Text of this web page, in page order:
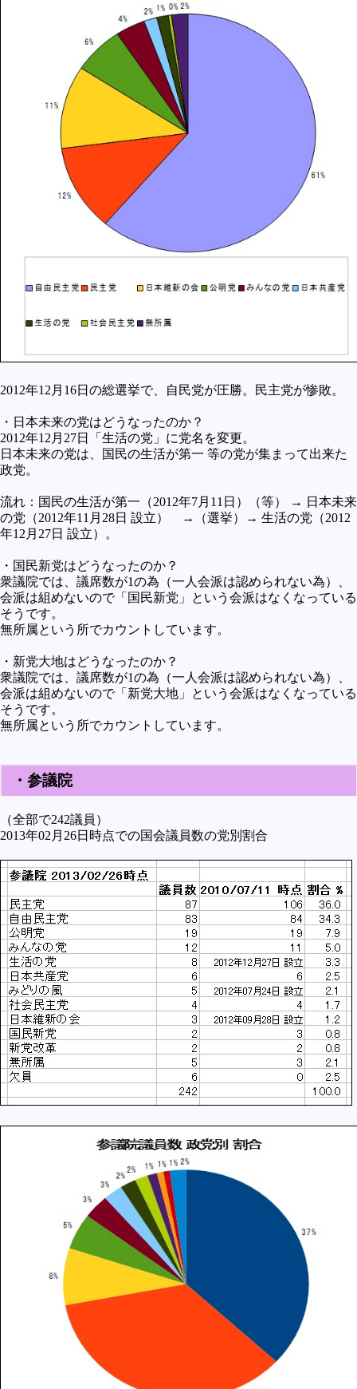
2012年12月16日の総選挙で、自民党が圧勝。民主党が惨敗。
・日本未来の党はどうなったのか？
2012年12月27日「生活の党」に党名を変更。
日本未来の党は、国民の生活が第一 等の党が集まって出来た
政党。
流れ：国民の生活が第一（2012年7月11日）（等） → 日本未来
の党（2012年11月28日 設立） →（選挙）→ 生活の党（2012
年12月27日 設立）。
・国民新党はどうなったのか？
衆議院では、議席数が1の為（一人会派は認められない為）、
会派は組めないので「国民新党」という会派はなくなっている
そうです。
無所属という所でカウントしています。
・新党大地はどうなったのか？
衆議院では、議席数が1の為（一人会派は認められない為）、
会派は組めないので「新党大地」という会派はなくなっている
そうです。
無所属という所でカウントしています。
・参議院
（全部で242議員）
2013年02月26日時点での国会議員数の党別割合